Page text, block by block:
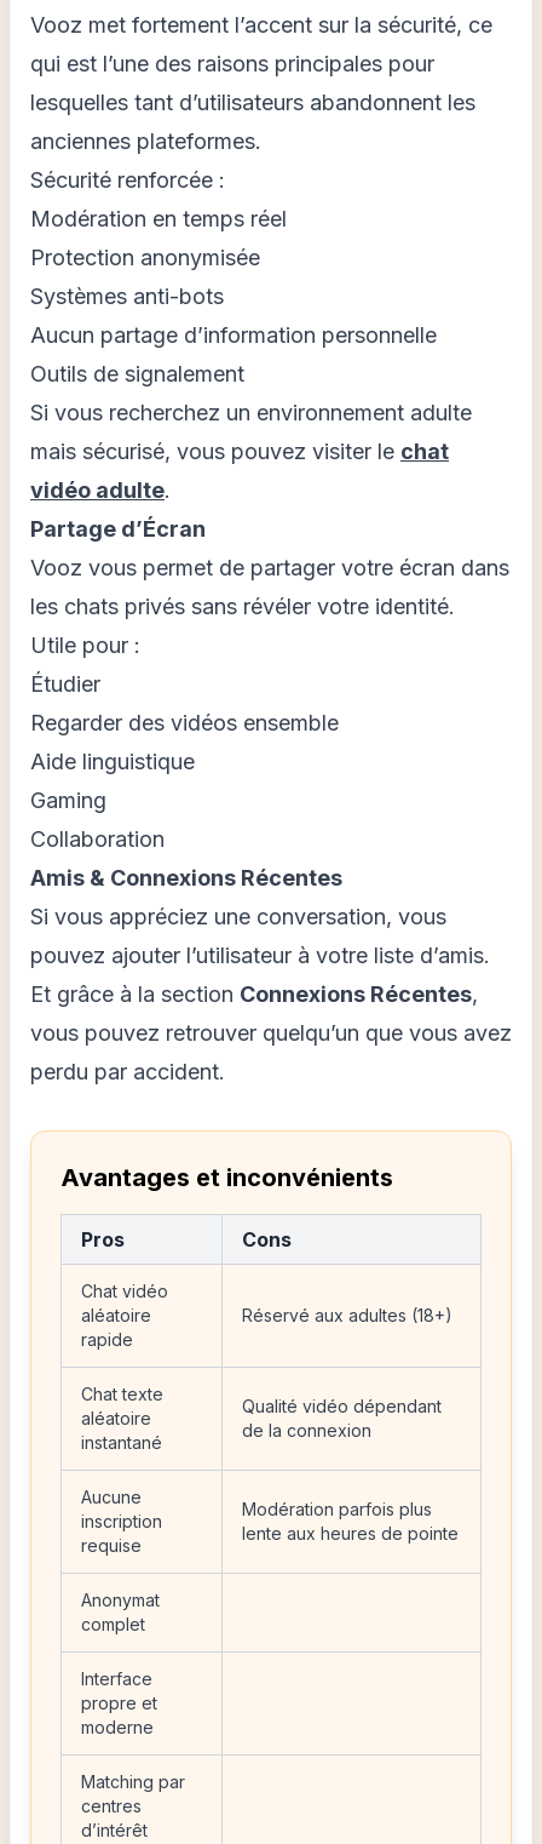
Vooz met fortement l’accent sur la sécurité, ce
qui est l’une des raisons principales pour
lesquelles tant d’utilisateurs abandonnent les
anciennes plateformes.
Sécurité renforcée :
Modération en temps réel
Protection anonymisée
Systèmes anti-bots
Aucun partage d’information personnelle
Outils de signalement
Si vous recherchez un environnement adulte
mais sécurisé, vous pouvez visiter le chat
vidéo adulte.
Partage d’Écran
Vooz vous permet de partager votre écran dans
les chats privés sans révéler votre identité.
Utile pour :
Étudier
Regarder des vidéos ensemble
Aide linguistique
Gaming
Collaboration
Amis & Connexions Récentes
Si vous appréciez une conversation, vous
pouvez ajouter l’utilisateur à votre liste d’amis.
Et grâce à la section Connexions Récentes,
vous pouvez retrouver quelqu’un que vous avez
perdu par accident.
Avantages et inconvénients
Pros Cons
Chat vidéo
aléatoire
rapide
Réservé aux adultes (18+)
Chat texte
aléatoire
instantané
Qualité vidéo dépendant
de la connexion
Aucune
inscription
requise
Modération parfois plus
lente aux heures de pointe
Anonymat
complet
Interface
propre et
moderne
Matching par
centres
d’intérêt